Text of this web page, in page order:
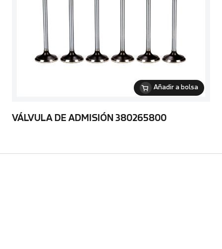
Añadir a bolsa
VÁLVULA DE ADMISIÓN 380265800